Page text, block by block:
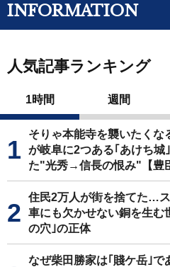
INFORMATION
人気記事ランキング
1時間 週間
そりゃ本能寺を襲いたく
が岐阜に2つある｢あけち城
た"光秀→信長の恨み"【豊
住民2万人が街を捨てた…
車にも欠かせない銅を生む
の穴｣の正体
なぜ柴田勝家は｢賤ケ岳｣で